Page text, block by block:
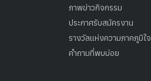
ภาพข่าวกิจกรรม
ประกาศรับสมัครงาน
รางวัลแห่งความภาคภูมิใจ
คำถามที่พบบ่อย